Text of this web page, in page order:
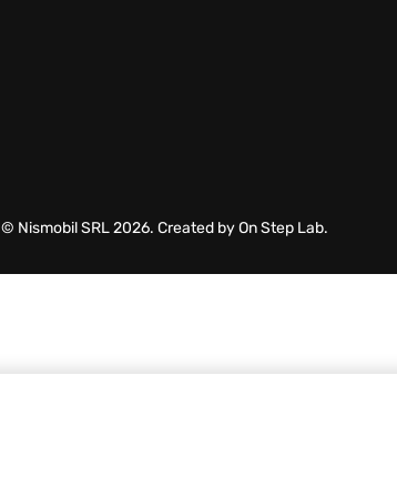
© Nismobil SRL 2026. Created by On Step Lab.